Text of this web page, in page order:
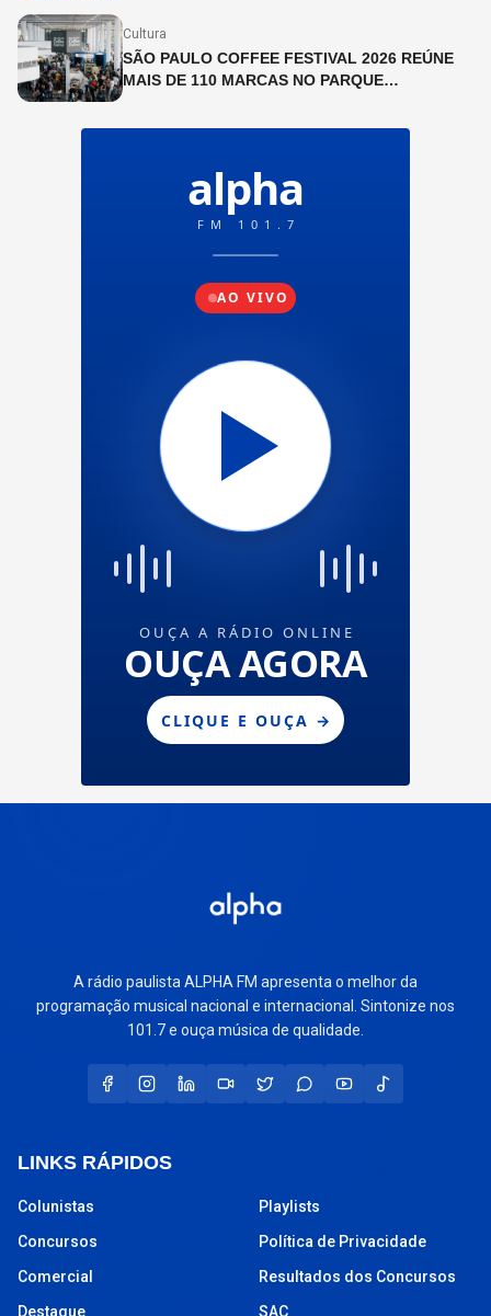
Cultura
SÃO PAULO COFFEE FESTIVAL 2026 REÚNE
MAIS DE 110 MARCAS NO PARQUE
A rádio paulista ALPHA FM apresenta o melhor da
programação musical nacional e internacional. Sintonize nos
101.7 e ouça música de qualidade.
LINKS RÁPIDOS
Colunistas
Concursos
Comercial
Destaque
Playlists
Política de Privacidade
Resultados dos Concursos
SAC